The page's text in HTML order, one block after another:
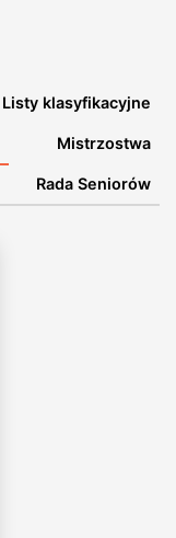
Listy klasyfikacyjne
Mistrzostwa
Rada Seniorów